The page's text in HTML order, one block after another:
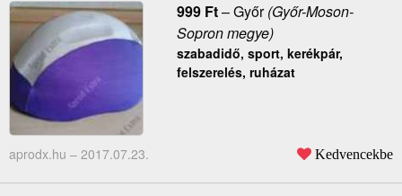
999 Ft–Győr(Győr-Moson-
Sopron megye)
szabadidő, sport, kerékpár,
felszerelés, ruházat
aprodx.hu – 2017.07.23. Kedvencekbe